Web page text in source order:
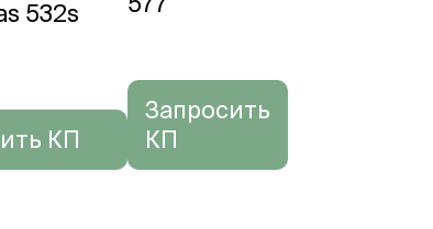
532s
КП
Запросить
КП